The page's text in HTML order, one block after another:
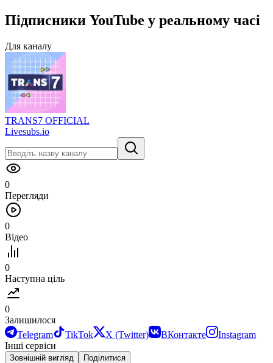
Підписники YouTube у реальному часі
Для каналу
TRANS7 OFFICIAL
Livesubs.io
0
Перегляди
0
Відео
0
Наступна ціль
0
Залишилося
Telegram
TikTok X (Twitter) ВКонтакте
Instagram
Інші сервіси
Зовнішній вигляд Поділитися